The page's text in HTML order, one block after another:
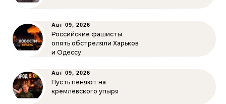
Авг 09, 2026
Российские фашисты
опять обстреляли Харьков
и Одессу
Авг 09, 2026
Пусть пеняют на
кремлёвского упыря